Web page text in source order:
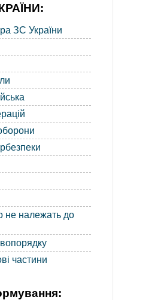
ЗС України
не належать до
частини